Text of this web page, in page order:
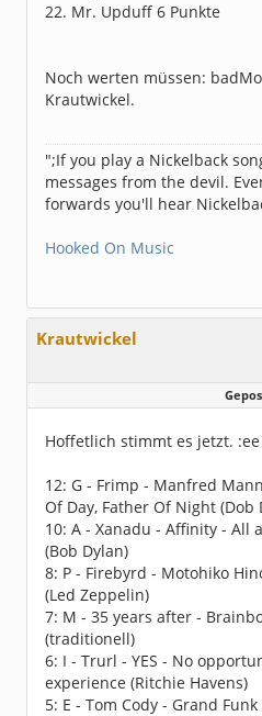
22. Mr. Upduff 6 Punkte
Noch werten müssen:
Krautwickel.
";If you play a Nickelback
messages from the devil.
forwards you'll hear
Hooked On Music
Krautwickel
Hoffetlich stimmt es jetzt. :ee
12: G - Frimp - Manfred
Of Day, Father Of Night (Dob
10: A - Xanadu - Affinity - All
(Bob Dylan)
8: P - Firebyrd - Motohiko
(Led Zeppelin)
7: M - 35 years after -
(traditionell)
6: I - Trurl - YES - No
experience (Ritchie Havens)
5: E - Tom Cody - Grand